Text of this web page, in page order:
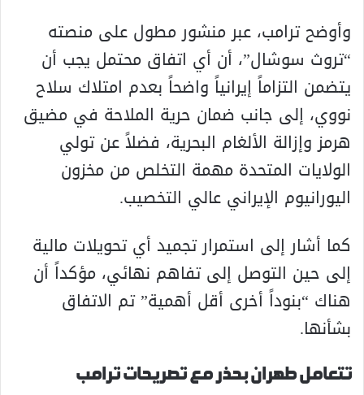
وأوضح ترامب، عبر منشور مطول على منصته
“تروث سوشال”، أن أي اتفاق محتمل يجب أن
يتضمن التزاماً إيرانياً واضحاً بعدم امتلاك سلاح
نووي، إلى جانب ضمان حرية الملاحة في مضيق
هرمز وإزالة الألغام البحرية، فضلاً عن تولي
الولايات المتحدة مهمة التخلص من مخزون
اليورانيوم الإيراني عالي التخصيب.
كما أشار إلى استمرار تجميد أي تحويلات مالية
إلى حين التوصل إلى تفاهم نهائي، مؤكداً أن
هناك “بنوداً أخرى أقل أهمية” تم الاتفاق
بشأنها.
تتعامل طهران بحذر مع تصريحات ترامب